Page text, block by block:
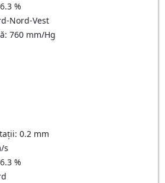
%
Nord-Vest
760 mm/Hg
0.2 mm
s
%